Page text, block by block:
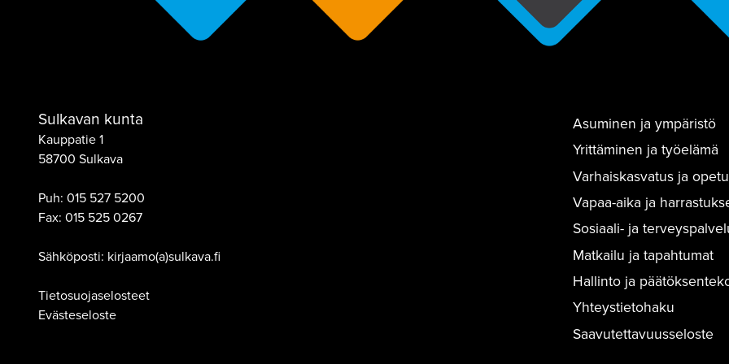
Sulkavan kunta
Kauppatie 1
58700 Sulkava
Puh: 015 527 5200
Fax: 015 525 0267
Sähköposti: kirjaamo(a)sulkava.fi
Tietosuojaselosteet
Evästeseloste
Asuminen ja ympäristö
Yrittäminen ja työelämä
Varhaiskasvatus ja
Vapaa-aika ja
Sosiaali- ja
Matkailu ja tapahtumat
Hallinto ja
Yhteystietohaku
Saavutettavuusseloste